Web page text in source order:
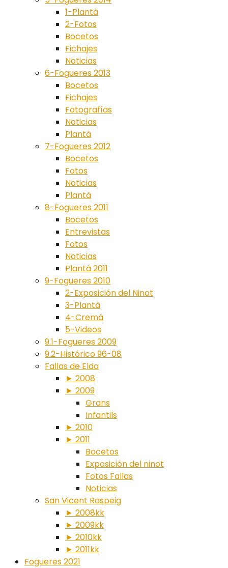
1-Plantà
2-Fotos
Bocetos
Fichajes
Noticias
6-Fogueres 2013
Bocetos
Fichajes
Fotografías
Noticias
Plantà
7-Fogueres 2012
Bocetos
Fotos
Noticias
Plantà
8-Fogueres 2011
Bocetos
Entrevistas
Fotos
Noticias
Plantà 2011
9-Fogueres 2010
2-Exposición del Ninot
3-Plantà
4-Cremà
5-Videos
9.1-Fogueres 2009
9.2-Histórico 96-08
Fallas de Elda
► 2008
► 2009
Grans
Infantils
► 2010
► 2011
Bocetos
Exposición del ninot
Fotos Fallas
Noticias
San Vicent Raspeig
► 2008kk
► 2009kk
► 2010kk
► 2011kk
Fogueres 2021